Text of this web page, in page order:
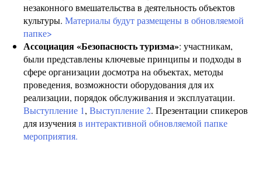
незаконного вмешательства в деятельность объектов
культуры. Материалы будут размещены в обновляемой
папке>
Ассоциация «Безопасность туризма»: участникам,
были представлены ключевые принципы и подходы в
сфере организации досмотра на объектах, методы
проведения, возможности оборудования для их
реализации, порядок обслуживания и эксплуатации.
Выступление 1, Выступление 2. Презентации спикеров
для изученияв интерактивной обновляемой папке
мероприятия.